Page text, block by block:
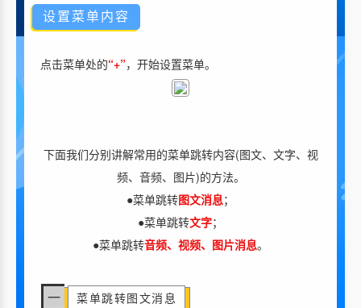
设置菜单内容
点击菜单处的“+”，开始设置菜单。
下面我们分别讲解常用的菜单跳转内容(图文、文字、视
频、音频、图片)的方法。
●菜单跳转图文消息；
●菜单跳转文字；
●菜单跳转音频、视频、图片消息。
一 菜单跳转图文消息